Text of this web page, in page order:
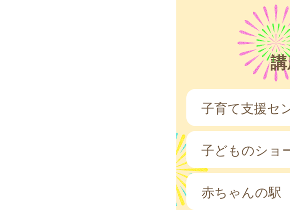
子育て支援セ
子どものショ
赤ちゃんの駅